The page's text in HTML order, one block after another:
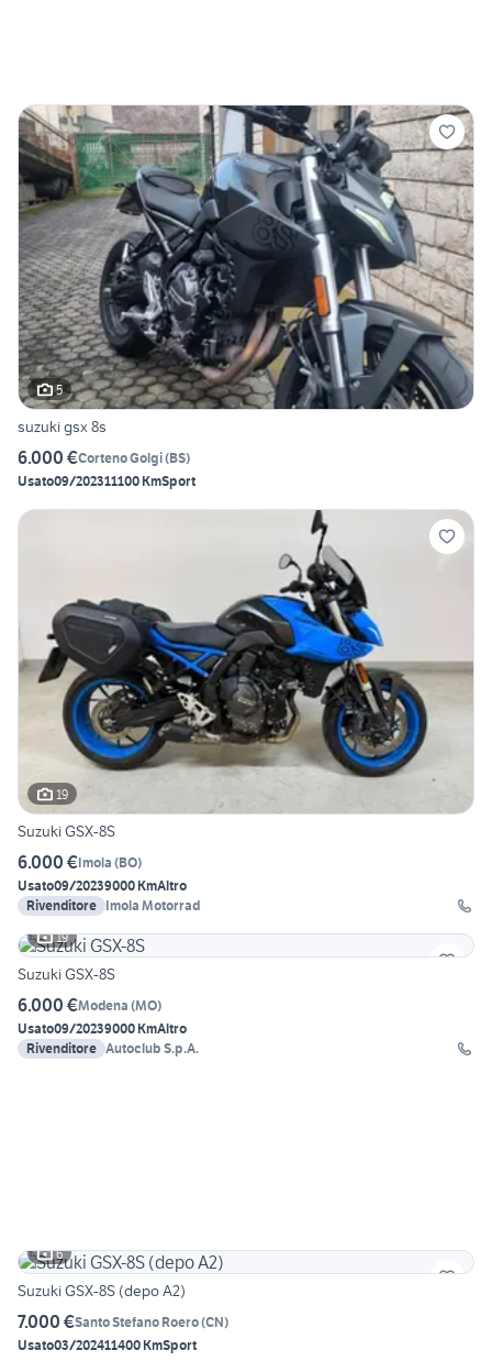
5
suzuki gsx 8s
6.000 €Corteno Golgi(BS)
Usato09/202311100 KmSport
19
Suzuki GSX-8S
6.000 €Imola (BO)
Usato09/20239000 KmAltro
Rivenditore Imola Motorrad
19
Suzuki GSX-8S
6.000 €Modena (MO)
Usato09/20239000 KmAltro
Rivenditore Autoclub S.p.A.
6
Suzuki GSX-8S (depo A2)
7.000 €Santo Stefano Roero(CN)
Usato03/202411400 KmSport